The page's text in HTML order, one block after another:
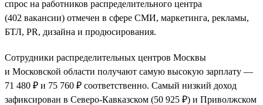
спрос на работников распределительного центра
(402 вакансии) отмечен в сфере СМИ, маркетинга, рекламы,
БТЛ, PR, дизайна и продюсирования.
Сотрудники распределительных центров Москвы
и Московской области получают самую высокую зарплату —
71 480 ₽ и 75 760 ₽ соответственно. Самый низкий доход
зафиксирован в Северо-Кавказском (50 925 ₽) и Приволжском